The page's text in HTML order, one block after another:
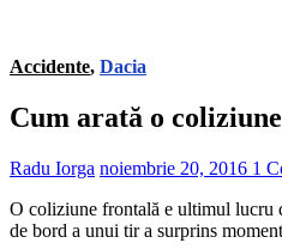
Accidente, Dacia
Cum arată o
Radu Iorga noiembrie 20, 2016 1
O coliziune frontală e ultimul lucru
de bord a unui tir a surprins